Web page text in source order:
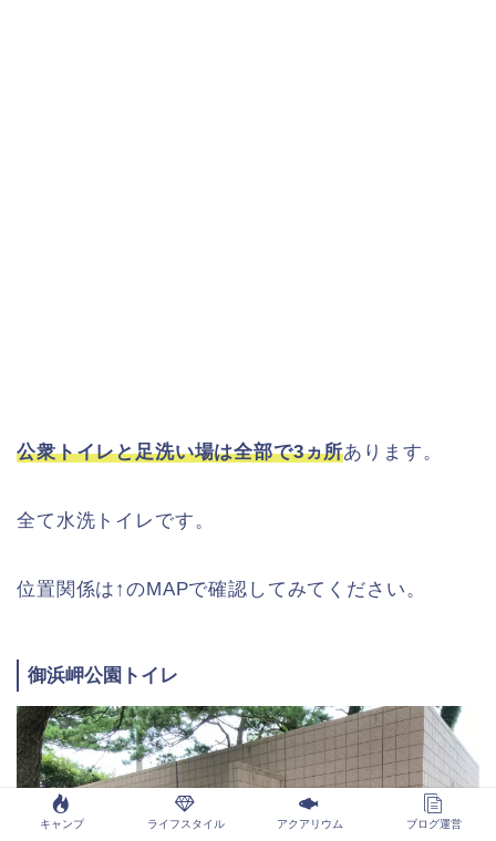
公衆トイレと足洗い場は全部で3ヵ所あります。
全て水洗トイレです。
位置関係は↑のMAPで確認してみてください。
御浜岬公園トイレ
キャンプ ライフスタイル アクアリウム ブログ運営